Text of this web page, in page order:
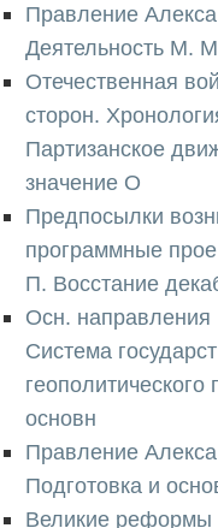
Правление
Деятельность М.
Отечественная
сторон.
Партизанское
значение О
Предпосылки
программные
П. Восстание
Осн. направления
Система
основн
Правление
Подготовка и
Великие реформы